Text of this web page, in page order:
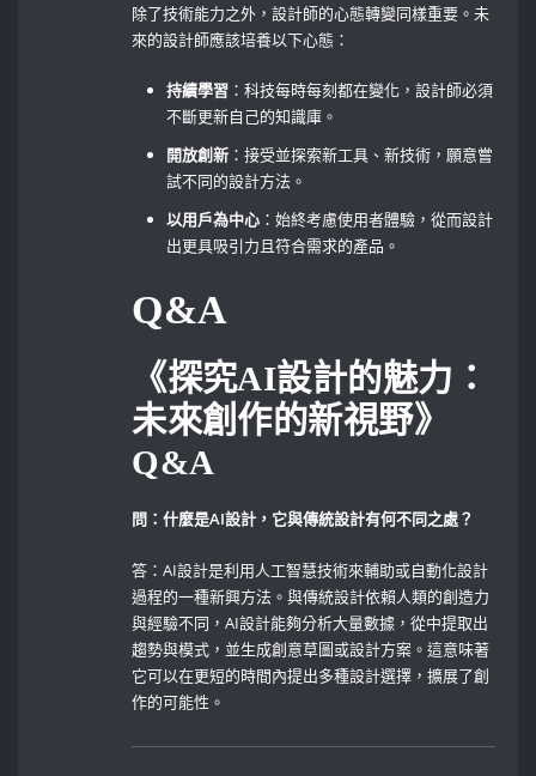
除了技術能力之外，設計師的心態轉變同樣重要。未
來的設計師應該培養以下心態：
持續學習 ：科技每時每刻都在變化，設計師必須
不斷更新自己的知識庫。
開放創新 ：接受並探索新工具、新技術，願意嘗
試不同的設計方法。
以用戶為中心 ：始終考慮使用者體驗，從而設計
出更具吸引力且符合需求的產品。
Q&A
《探究AI設計的魅力：
未來創作的新視野》
Q&A
問：什麼是AI設計，它與傳統設計有何不同之處？
答：AI設計是利用人工智慧技術來輔助或自動化設計
過程的一種新興方法。與傳統設計依賴人類的創造力
與經驗不同，AI設計能夠分析大量數據，從中提取出
趨勢與模式，並生成創意草圖或設計方案。這意味著
它可以在更短的時間內提出多種設計選擇，擴展了創
作的可能性。